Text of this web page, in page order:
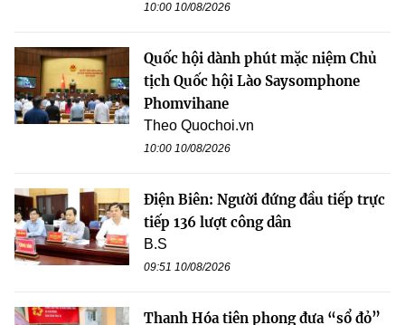
10:00 10/08/2026
Quốc hội dành phút mặc niệm Chủ
tịch Quốc hội Lào Saysomphone
Phomvihane
Theo Quochoi.vn
10:00 10/08/2026
Điện Biên: Người đứng đầu tiếp trực
tiếp 136 lượt công dân
B.S
09:51 10/08/2026
Thanh Hóa tiên phong đưa “sổ đỏ”